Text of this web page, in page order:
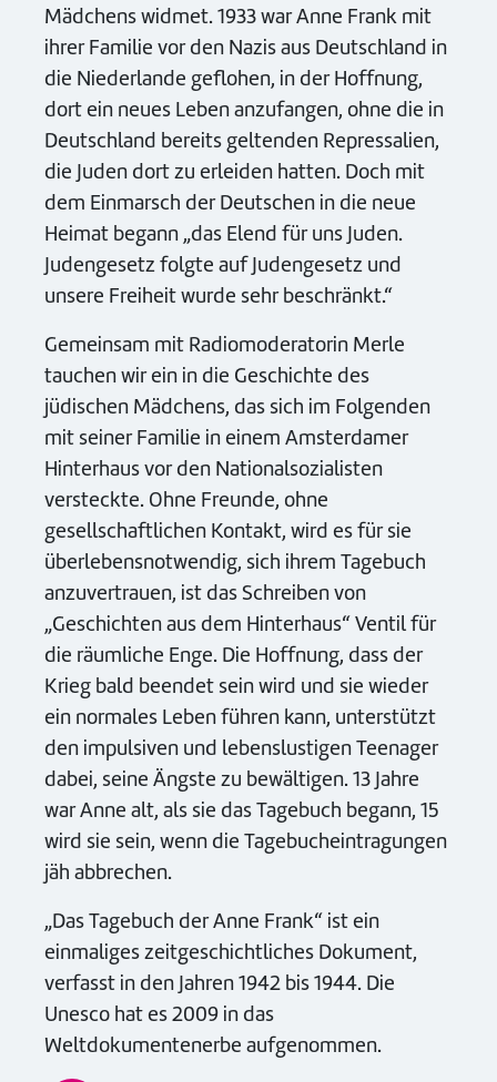
Mädchens widmet. 1933 war Anne Frank mit
ihrer Familie vor den Nazis aus Deutschland in
die Niederlande geflohen, in der Hoffnung,
dort ein neues Leben anzufangen, ohne die in
Deutschland bereits geltenden Repressalien,
die Juden dort zu erleiden hatten. Doch mit
dem Einmarsch der Deutschen in die neue
Heimat begann „das Elend für uns Juden.
Judengesetz folgte auf Judengesetz und
unsere Freiheit wurde sehr beschränkt.“
Gemeinsam mit Radiomoderatorin Merle
tauchen wir ein in die Geschichte des
jüdischen Mädchens, das sich im Folgenden
mit seiner Familie in einem Amsterdamer
Hinterhaus vor den Nationalsozialisten
versteckte. Ohne Freunde, ohne
gesellschaftlichen Kontakt, wird es für sie
überlebensnotwendig, sich ihrem Tagebuch
anzuvertrauen, ist das Schreiben von
„Geschichten aus dem Hinterhaus“ Ventil für
die räumliche Enge. Die Hoffnung, dass der
Krieg bald beendet sein wird und sie wieder
ein normales Leben führen kann, unterstützt
den impulsiven und lebenslustigen Teenager
dabei, seine Ängste zu bewältigen. 13 Jahre
war Anne alt, als sie das Tagebuch begann, 15
wird sie sein, wenn die Tagebucheintragungen
jäh abbrechen.
„Das Tagebuch der Anne Frank“ ist ein
einmaliges zeitgeschichtliches Dokument,
verfasst in den Jahren 1942 bis 1944. Die
Unesco hat es 2009 in das
Weltdokumentenerbe aufgenommen.